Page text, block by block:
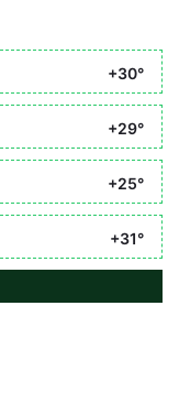
+30°
+29°
+25°
+31°